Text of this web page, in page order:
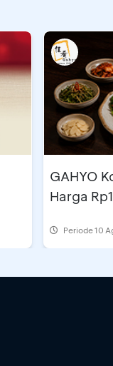
GAHYO
Harga
Periode10